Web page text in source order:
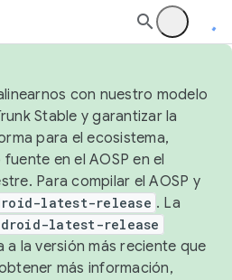
con nuestro modelo
Stable y garantizar la
para el ecosistema,
en el AOSP en el
Para compilar el AOSP y
latest-release . La
latest-release
a la versión más reciente que
más información,